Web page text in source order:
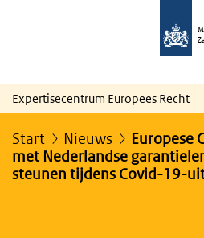
Expertisecentrum Europees Recht
Start Nieuws
Europese
met Nederlandse
steunen tijdens Covid-19-